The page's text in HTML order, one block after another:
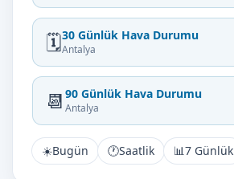
🗓️30 Günlük Hava Durumu
Antalya
📆 90 Günlük Hava Durumu
Antalya
☀️Bugün 🕐Saatlik 📊7 Günlük